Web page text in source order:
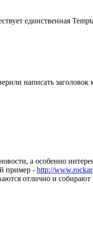
единственная
написать
а особенно
пример - http://
отлично и